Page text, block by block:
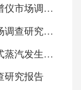
2026年中国制备型液相色谱仪市场调查研究报告
2026年中国分梳辊轴承市场调查研究报告
2026年中国分离型循环管式蒸汽发生器市场调查研究报告
研究报告